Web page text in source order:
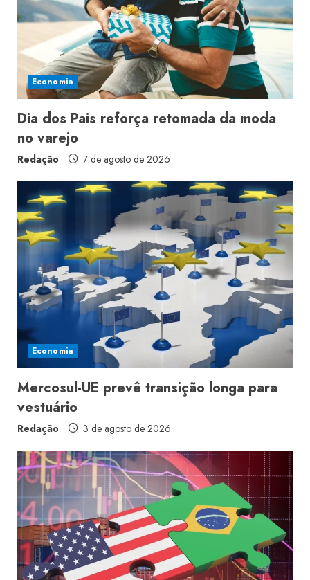
i
n
g
Economia
Dia dos Pais reforça retomada da moda
no varejo
Redação 7 de agosto de 2026
Economia
Mercosul-UE prevê transição longa para
vestuário
Redação 3 de agosto de 2026
2
Moda vende US$63,7 bilhões em
produtos licenciados
6 de agosto de 2026